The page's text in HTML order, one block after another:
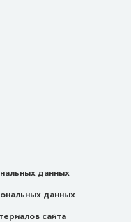
данных
данных
сайта